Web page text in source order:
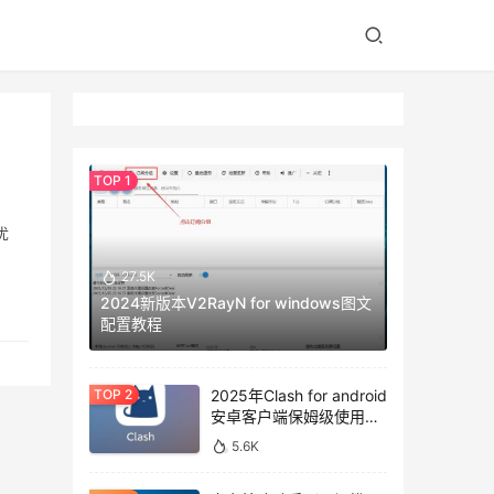
27.5K
2024新版本V2RayN for windows图文
配置教程
2025年Clash for android
安卓客户端保姆级使用教
程
5.6K